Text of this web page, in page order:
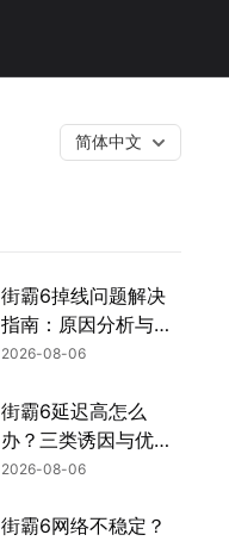
简体中文
街霸6掉线问题解决
指南：原因分析与网
络优化技巧！
2026-08-06
街霸6延迟高怎么
办？三类诱因与优化
解决方案！
2026-08-06
街霸6网络不稳定？